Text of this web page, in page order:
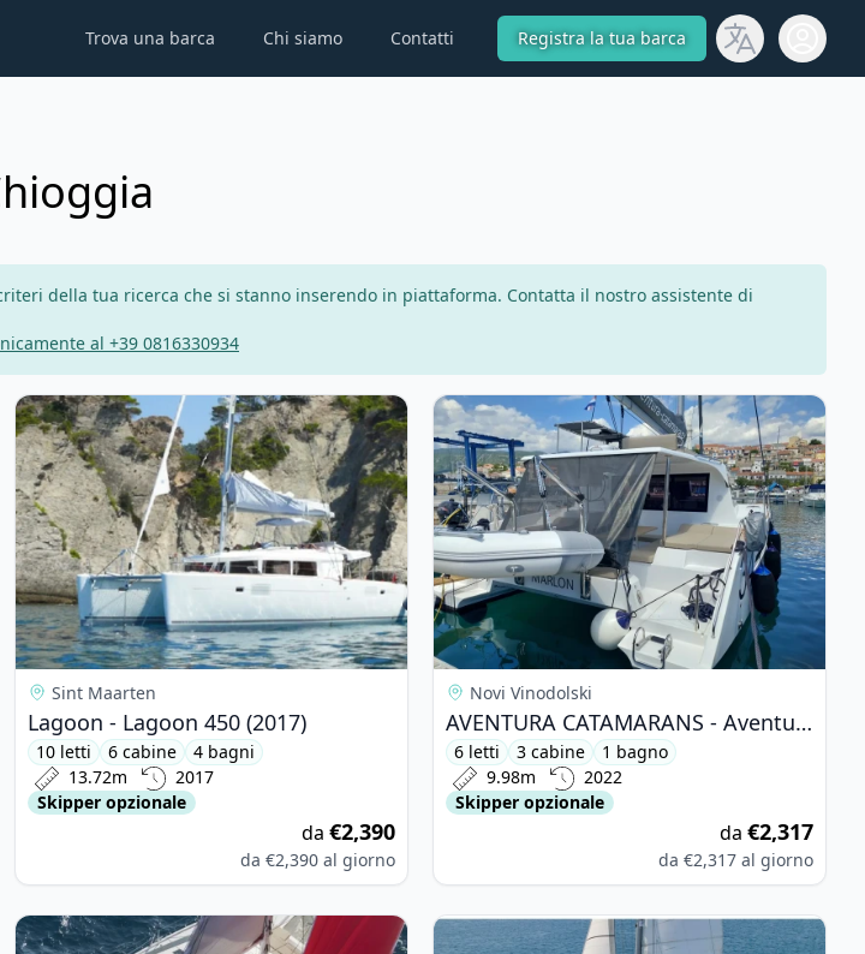
Trova una barca Chi siamo Contatti Registra la tua barca Open
della tua ricerca che si stanno inserendo in piattaforma. Contatta il nostro assistente di
al +39 0816330934
(2024)
View details for Lagoon - Lagoon 450 (2017)
Sint Maarten
Lagoon - Lagoon 450 (2017)
10 letti 6 cabine
4 bagni
13.72m
2017
Skipper opzionale
da €2,390
da €2,390 al giorno
View details for AVENTURA CATAMARANS -
Novi Vinodolski
AVENTURA CATAMARANS - Aventura 34 (2022)
6 letti 3 cabine
1 bagno
9.98m
2022
Skipper opzionale
da €2,317
da €2,317 al giorno
View details for Fountaine PAJOT - Astréa 42 (2023)View details for Lagoon - Lagoon 42 (2017)